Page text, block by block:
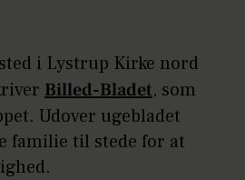
i Lystrup Kirke nord
Billed-Bladet, som
Udover ugebladet
familie til stede for at